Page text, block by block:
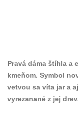
Pravá dáma štíhla a
kmeňom. Symbol
vetvou sa víta jar a
vyrezanané z jej